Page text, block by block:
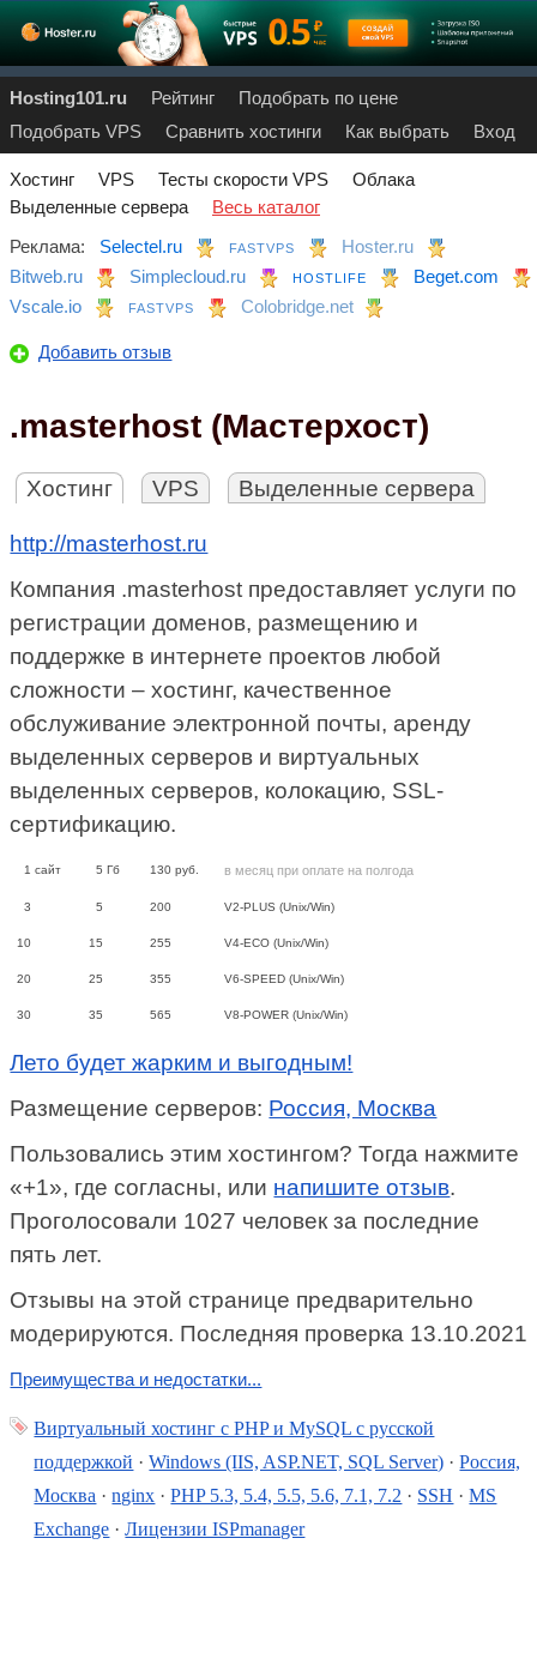
Hosting101.ru Рейтинг
Подобрать по цене
Подобрать VPS
Сравнить хостинги Как выбрать Вход
Хостинг VPS Тесты скорости VPS
Облака
Выделенные сервера
Весь каталог
Реклама:
Selectel.ru FASTVPS
Hoster.ru
Bitweb.ru
Simplecloud.ru HOSTLIFE
Beget.com
Vscale.io
FASTVPS Colobridge.net
Добавить отзыв
.masterhost (Мастерхост)
Хостинг VPS Выделенные сервера
http://masterhost.ru
Компания .masterhost предоставляет услуги по
регистрации доменов, размещению и
поддержке в интернете проектов любой
сложности – хостинг, качественное
обслуживание электронной почты, аренду
выделенных серверов и виртуальных
выделенных серверов, колокацию, SSL-
сертификацию.
1 сайт 5 Гб 130 руб. в месяц при оплате на полгода
3 5 200 V2-PLUS (Unix/Win)
10 15 255 V4-ECO (Unix/Win)
20 25 355 V6-SPEED (Unix/Win)
30 35 565 V8-POWER (Unix/Win)
Лето будет жарким и выгодным!
Размещение серверов: Россия, Москва
Пользовались этим хостингом? Тогда нажмите
«+1», где согласны, или напишите отзыв.
Проголосовали 1027 человек за последние
пять лет.
Отзывы на этой странице предварительно
модерируются. Последняя проверка 13.10.2021
Преимущества и недостатки...
Виртуальный хостинг c PHP и MySQL с русской
поддержкой ·Windows (IIS, ASP.NET, SQL Server) ·Россия,
Москва ·nginx ·PHP 5.3, 5.4, 5.5, 5.6, 7.1, 7.2 · SSH ·MS
Exchange ·Лицензии ISPmanager